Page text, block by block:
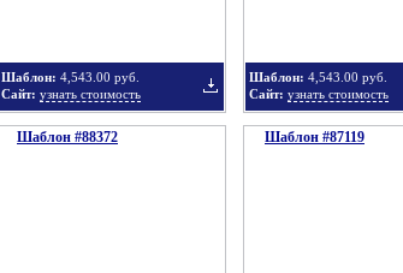
Шаблон: 4,543.00 руб.
Сайт: узнать стоимость
Шаблон: 4,543.00 руб.
Сайт: узнать стоимость
Шаблон #88372 Шаблон #87119